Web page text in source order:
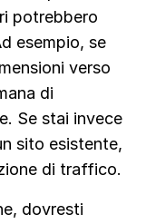
potrebbero
esempio, se
verso
di
Se stai invece
sito esistente,
di traffico.
dovresti